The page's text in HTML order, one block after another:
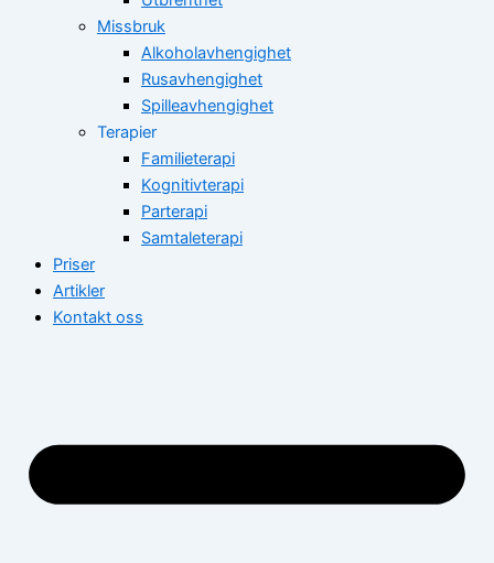
Missbruk
Alkoholavhengighet
Rusavhengighet
Spilleavhengighet
Terapier
Familieterapi
Kognitivterapi
Parterapi
Samtaleterapi
Priser
Artikler
Kontakt oss